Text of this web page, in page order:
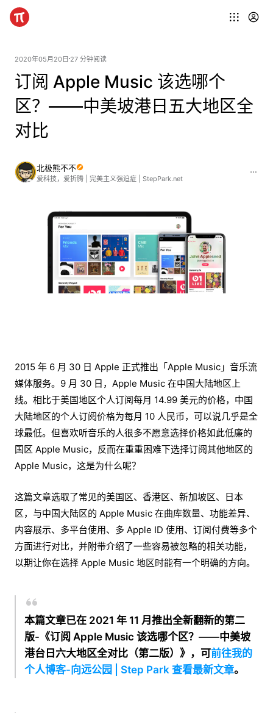
2020年05月20日 27 分钟阅读
订阅 Apple Music 该选哪个
区？——中美坡港日五大地区全
对比
北极熊不不
爱科技，爱折腾 | 完美主义强迫症 | StepPark.net
2015 年 6 月 30 日 Apple 正式推出「Apple Music」音乐流
媒体服务。9 月 30 日，Apple Music 在中国大陆地区上
线。相比于美国地区个人订阅每月 14.99 美元的价格，中国
大陆地区的个人订阅价格为每月 10 人民币，可以说几乎是全
球最低。但喜欢听音乐的人很多不愿意选择价格如此低廉的
国区 Apple Music，反而在重重困难下选择订阅其他地区的
Apple Music，这是为什么呢？
这篇文章选取了常见的美国区、香港区、新加坡区、日本
区，与中国大陆区的 Apple Music 在曲库数量、功能差异、
内容展示、多平台使用、多 Apple ID 使用、订阅付费等多个
方面进行对比，并附带介绍了一些容易被忽略的相关功能，
以期让你在选择 Apple Music 地区时能有一个明确的方向。
本篇文章已在 2021 年 11 月推出全新翻新的第二
版-《订阅 Apple Music 该选哪个区？——中美坡
港台日六大地区全对比（第二版）》，可前往我的
个人博客-向远公园 | Step Park 查看最新文章。